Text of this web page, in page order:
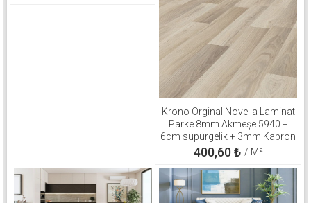
Krono Orginal Novella Laminat
Parke 8mm Akmeşe 5940 +
6cm süpürgelik + 3mm Kapron
Takım
400,60₺ / M²